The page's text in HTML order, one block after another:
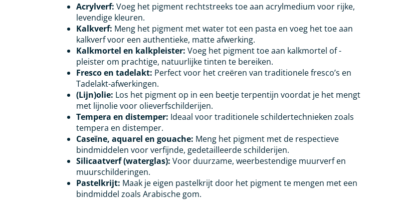
Acrylverf: Voeg het pigment rechtstreeks toe aan acrylmedium voor rijke,
levendige kleuren.
Kalkverf: Meng het pigment met water tot een pasta en voeg het toe aan
kalkverf voor een authentieke, matte afwerking.
Kalkmortel en kalkpleister: Voeg het pigment toe aan kalkmortel of -
pleister om prachtige, natuurlijke tinten te bereiken.
Fresco en tadelakt: Perfect voor het creëren van traditionele fresco’s en
Tadelakt-afwerkingen.
(Lijn)olie: Los het pigment op in een beetje terpentijn voordat je het mengt
met lijnolie voor olieverfschilderijen.
Tempera en distemper: Ideaal voor traditionele schildertechnieken zoals
tempera en distemper.
Caseïne, aquarel en gouache: Meng het pigment met de respectieve
bindmiddelen voor verfijnde, gedetailleerde schilderijen.
Silicaatverf (waterglas): Voor duurzame, weerbestendige muurverf en
muurschilderingen.
Pastelkrijt: Maak je eigen pastelkrijt door het pigment te mengen met een
bindmiddel zoals Arabische gom.